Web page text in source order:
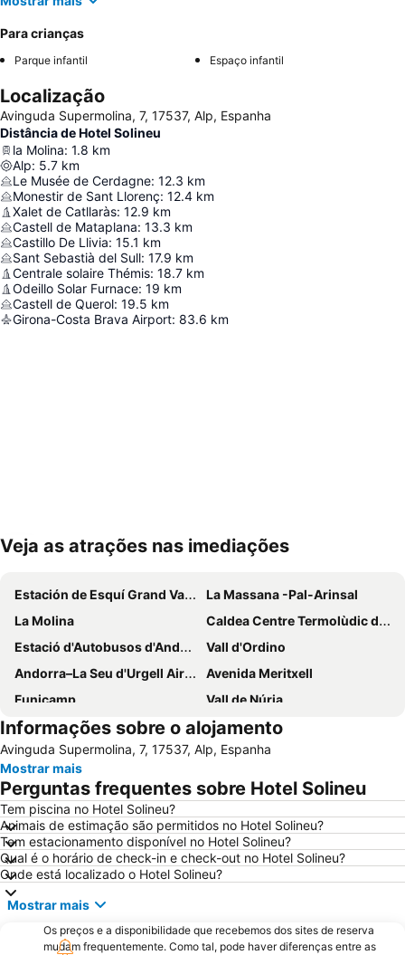
Para crianças
Parque infantil Espaço infantil
Localização
Avinguda Supermolina, 7, 17537, Alp, Espanha
Distância de Hotel Solineu
la Molina: 1.8 km
Alp: 5.7 km
Le Musée de Cerdagne: 12.3 km
Monestir de Sant Llorenç: 12.4 km
Xalet de Catllaràs: 12.9 km
Castell de Mataplana: 13.3 km
Castillo De Llivia: 15.1 km
Sant Sebastià del Sull: 17.9 km
Centrale solaire Thémis: 18.7 km
Odeillo Solar Furnace: 19 km
Castell de Querol: 19.5 km
Girona-Costa Brava Airport: 83.6 km
Ampliar mapa
Veja as atrações nas imediações
Estación de Esquí Grand Valira
La Massana -Pal-Arinsal
La Molina
Caldea Centre Termolùdic d' Andorra
Estació d'Autobusos d'Andorra
Vall d'Ordino
Andorra–La Seu d'Urgell Airport
Avenida Meritxell
Funicamp
Vall de Núria
Font-Romeu Pyrénées 2000
Vallnord
Masella
Vall de Canillo
Cremallera de Núria
Catedral de la Seu d´Urgell
Parc Natural de la Vall de Sorteny
Andorra Romànica -centre d'interpretació
Vall de Núria
Puigcerdà
Parque Natural de Cadí-Moixeró
La Plaça de Catalunya
Ax 3 Domaines
Informações sobre o alojamento
Avinguda Supermolina, 7, 17537, Alp, Espanha
Mostrar mais
Perguntas frequentes sobre Hotel Solineu
Tem piscina no Hotel Solineu?
Animais de estimação são permitidos no Hotel Solineu?
Tem estacionamento disponível no Hotel Solineu?
Qual é o horário de check-in e check-out no Hotel Solineu?
Onde está localizado o Hotel Solineu?
Mostrar mais
Os preços e a disponibilidade que recebemos dos sites de reserva
mudam frequentemente. Como tal, pode haver diferenças entre as